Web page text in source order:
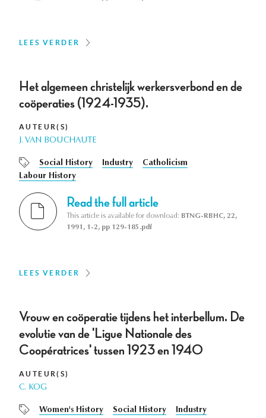
LEES VERDER
Het algemeen christelijk werkersverbond en de
coöperaties (1924-1935).
AUTEUR(S)
J. VAN BOUCHAUTE
Social History Industry
Catholicism
Labour History
Read the full article
This article is available for download: BTNG-RBHC, 22,
1991, 1-2, pp 129-185.pdf
LEES VERDER
Vrouw en coöperatie tijdens het interbellum. De
evolutie van de 'Ligue Nationale des
Coopératrices' tussen 1923 en 1940
AUTEUR(S)
C. KOG
Women's History Social History Industry